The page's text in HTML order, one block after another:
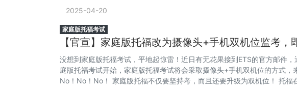
2025-04-20
家庭版托福考试
【官宣】家庭版托福改为摄像头+手机双机位监考，
没想到家庭版托福考试，平地起惊雷！近日有无花果接到ETS的官方邮件
庭版托福考试开始，家庭版托福考试将会采取摄像头+手机双机位的方式
No！No！No！ 家庭版托福不仅要坚持考，而且还要升级为双机位！ 托福